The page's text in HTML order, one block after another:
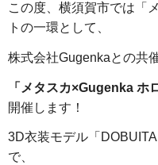
この度、横須賀市では「
トの一環として、
株式会社Gugenkaとの共催
「メタスカ×Gugenka ホ
開催します！
3D衣装モデル「
で、